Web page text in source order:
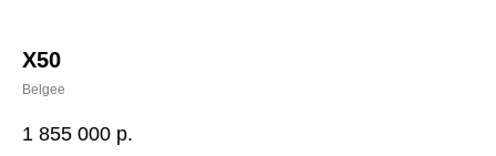
X50
Belgee
1 855 000 р.